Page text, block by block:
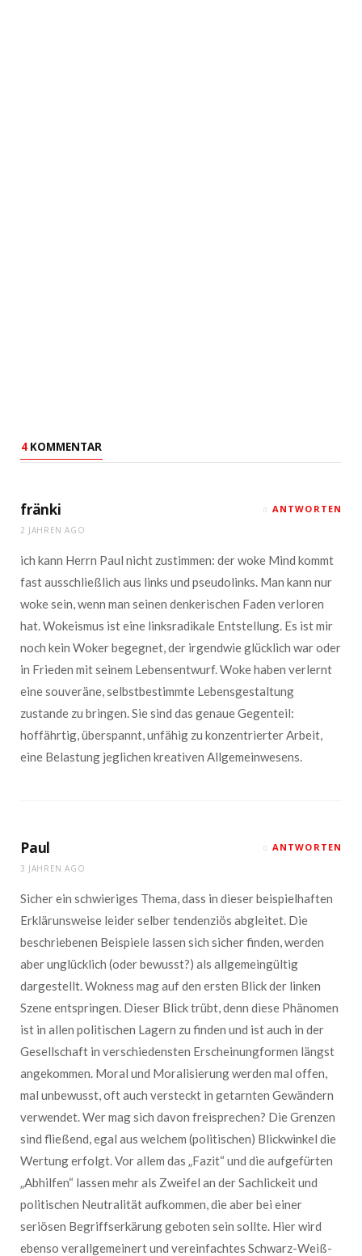
4 KOMMENTAR
fränki
2 JAHREN AGO
ANTWORTEN
ich kann Herrn Paul nicht zustimmen: der woke Mind kommt
fast ausschließlich aus links und pseudolinks. Man kann nur
woke sein, wenn man seinen denkerischen Faden verloren
hat. Wokeismus ist eine linksradikale Entstellung. Es ist mir
noch kein Woker begegnet, der irgendwie glücklich war oder
in Frieden mit seinem Lebensentwurf. Woke haben verlernt
eine souveräne, selbstbestimmte Lebensgestaltung
zustande zu bringen. Sie sind das genaue Gegenteil:
hoffährtig, überspannt, unfähig zu konzentrierter Arbeit,
eine Belastung jeglichen kreativen Allgemeinwesens.
Paul
3 JAHREN AGO
ANTWORTEN
Sicher ein schwieriges Thema, dass in dieser beispielhaften
Erklärunsweise leider selber tendenziös abgleitet. Die
beschriebenen Beispiele lassen sich sicher finden, werden
aber unglücklich (oder bewusst?) als allgemeingültig
dargestellt. Wokness mag auf den ersten Blick der linken
Szene entspringen. Dieser Blick trübt, denn diese Phänomen
ist in allen politischen Lagern zu finden und ist auch in der
Gesellschaft in verschiedensten Erscheinungformen längst
angekommen. Moral und Moralisierung werden mal offen,
mal unbewusst, oft auch versteckt in getarnten Gewändern
verwendet. Wer mag sich davon freisprechen? Die Grenzen
sind fließend, egal aus welchem (politischen) Blickwinkel die
Wertung erfolgt. Vor allem das „Fazit“ und die aufgefürten
„Abhilfen“ lassen mehr als Zweifel an der Sachlickeit und
politischen Neutralität aufkommen, die aber bei einer
seriösen Begriffserkärung geboten sein sollte. Hier wird
ebenso verallgemeinert und vereinfachtes Schwarz-Weiß-